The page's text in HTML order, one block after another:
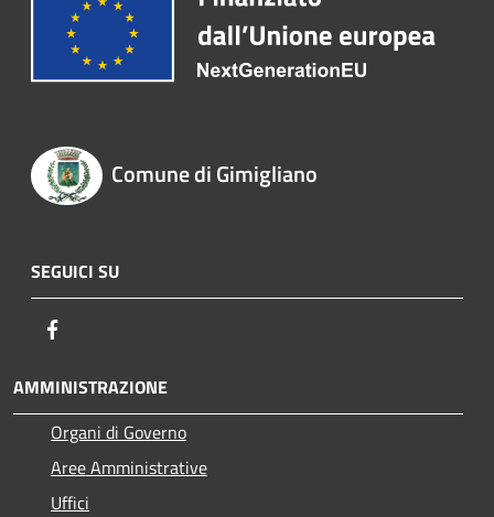
Comune di Gimigliano
SEGUICI SU
AMMINISTRAZIONE
Organi di Governo
Aree Amministrative
Uffici